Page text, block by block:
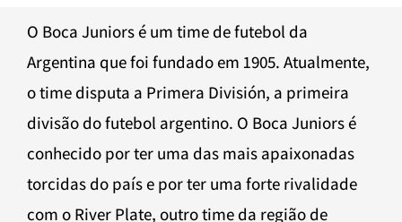
O Boca Juniors é um time de futebol da
Argentina que foi fundado em 1905. Atualmente,
o time disputa a Primera División, a primeira
divisão do futebol argentino. O Boca Juniors é
conhecido por ter uma das mais apaixonadas
torcidas do país e por ter uma forte rivalidade
com o River Plate, outro time da região de